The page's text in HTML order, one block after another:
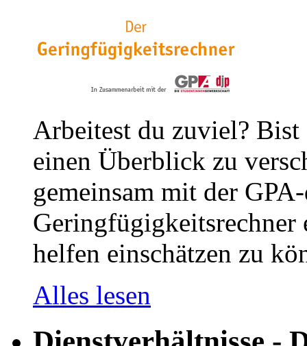
Arbeitest du zuviel?
einen Überblick zu
gemeinsam mit der
helfen einschätzen zu
Alles lesen